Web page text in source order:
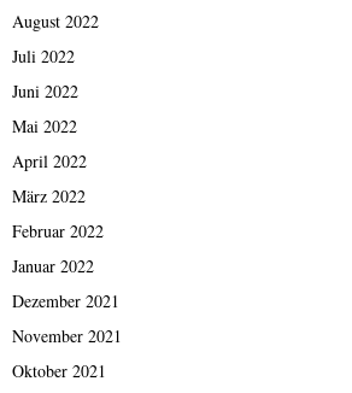
August 2022
Juli 2022
Juni 2022
Mai 2022
April 2022
März 2022
Februar 2022
Januar 2022
Dezember 2021
November 2021
Oktober 2021